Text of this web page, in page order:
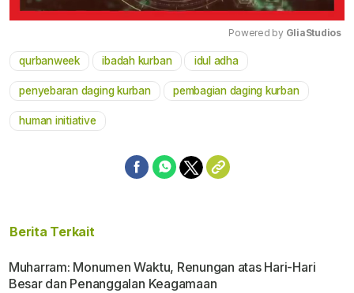
Powered by GliaStudios
qurbanweek ibadah kurban idul adha
penyebaran daging kurban pembagian daging kurban
human initiative
Berita Terkait
Muharram: Monumen Waktu, Renungan atas Hari-Hari
Besar dan Penanggalan Keagamaan